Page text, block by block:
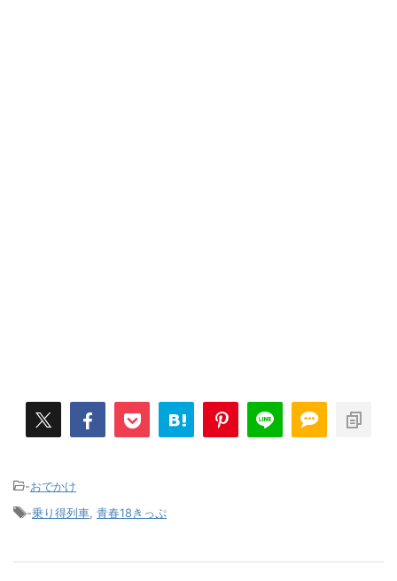
-おでかけ
-乗り得列車 青春18きっぷ